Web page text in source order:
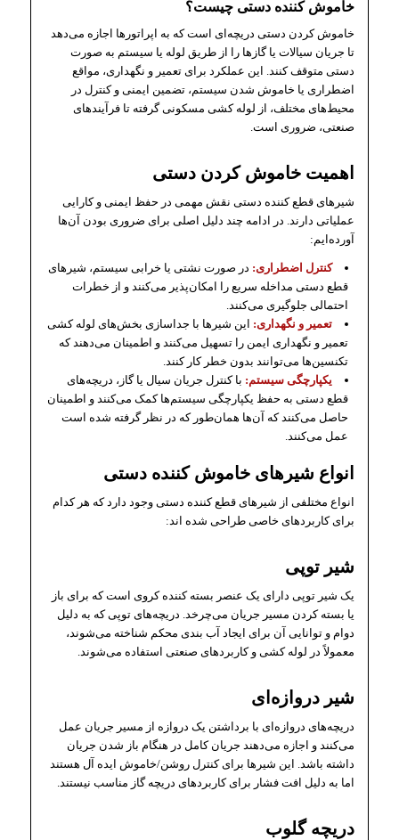
خاموش کننده دستی چیست؟
خاموش کردن دستی دریچه‌ای است که به اپراتورها اجازه می‌دهد
تا جریان سیالات یا گازها را از طریق لوله یا سیستم به صورت
دستی متوقف کنند. این عملکرد برای تعمیر و نگهداری، مواقع
اضطراری یا خاموش شدن سیستم، تضمین ایمنی و کنترل در
محیط‌های مختلف، از لوله کشی مسکونی گرفته تا فرآیندهای
صنعتی، ضروری است.
اهمیت خاموش کردن دستی
شیرهای قطع کننده دستی نقش مهمی در حفظ ایمنی و کارایی
عملیاتی دارند. در ادامه چند دلیل اصلی برای ضروری بودن آن‌ها
آورده‌ایم:
کنترل اضطراری: در صورت نشتی یا خرابی سیستم، شیرهای
قطع دستی مداخله سریع را امکان‌پذیر می‌کنند و از خطرات
احتمالی جلوگیری می‌کنند.
تعمیر و نگهداری: این شیرها با جداسازی بخش‌های لوله کشی
تعمیر و نگهداری ایمن را تسهیل می‌کنند و اطمینان می‌دهند که
تکنسین‌ها می‌توانند بدون خطر کار کنند.
یکپارچگی سیستم: با کنترل جریان سیال یا گاز، دریچه‌های
قطع دستی به حفظ یکپارچگی سیستم‌ها کمک می‌کنند و اطمینان
حاصل می‌کنند که آن‌ها همان‌طور که در نظر گرفته شده است
عمل می‌کنند.
انواع شیرهای خاموش کننده دستی
انواع مختلفی از شیرهای قطع کننده دستی وجود دارد که هر کدام
برای کاربردهای خاصی طراحی شده اند:
شیر توپی
یک شیر توپی دارای یک عنصر بسته کننده کروی است که برای باز
یا بسته کردن مسیر جریان می‌چرخد. دریچه‌های توپی که به دلیل
دوام و توانایی آن برای ایجاد آب بندی محکم شناخته می‌شوند،
معمولاً در لوله کشی و کاربردهای صنعتی استفاده می‌شوند.
شیر دروازه‌ای
دریچه‌های دروازه‌ای با برداشتن یک دروازه از مسیر جریان عمل
می‌کنند و اجازه می‌دهند جریان کامل در هنگام باز شدن جریان
داشته باشد. این شیرها برای کنترل روشن/خاموش ایده آل هستند
اما به دلیل افت فشار برای کاربردهای دریچه گاز مناسب نیستند.
دریچه گلوب